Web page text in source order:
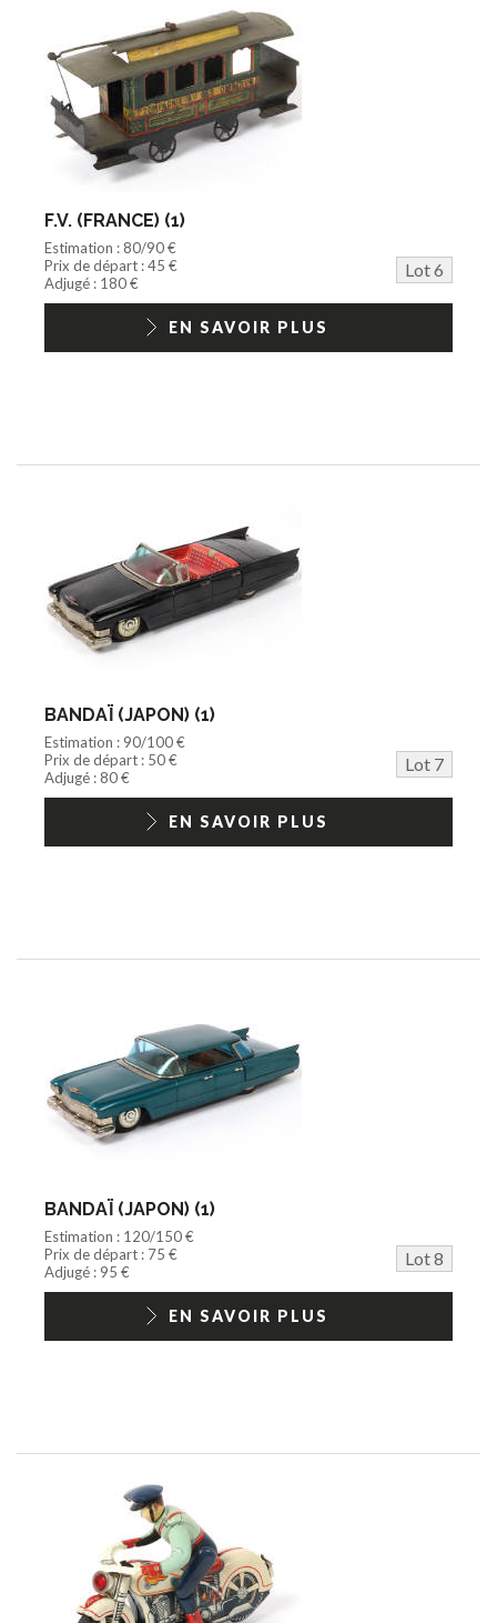
F.V. (FRANCE) (1)
Estimation : 80/90 €
Prix de départ : 45 €
Lot 6
Adjugé : 180 €
EN SAVOIR PLUS
BANDAÏ (JAPON) (1)
Estimation : 90/100 €
Prix de départ : 50 €
Lot 7
Adjugé : 80 €
EN SAVOIR PLUS
BANDAÏ (JAPON) (1)
Estimation : 120/150 €
Prix de départ : 75 €
Lot 8
Adjugé : 95 €
EN SAVOIR PLUS